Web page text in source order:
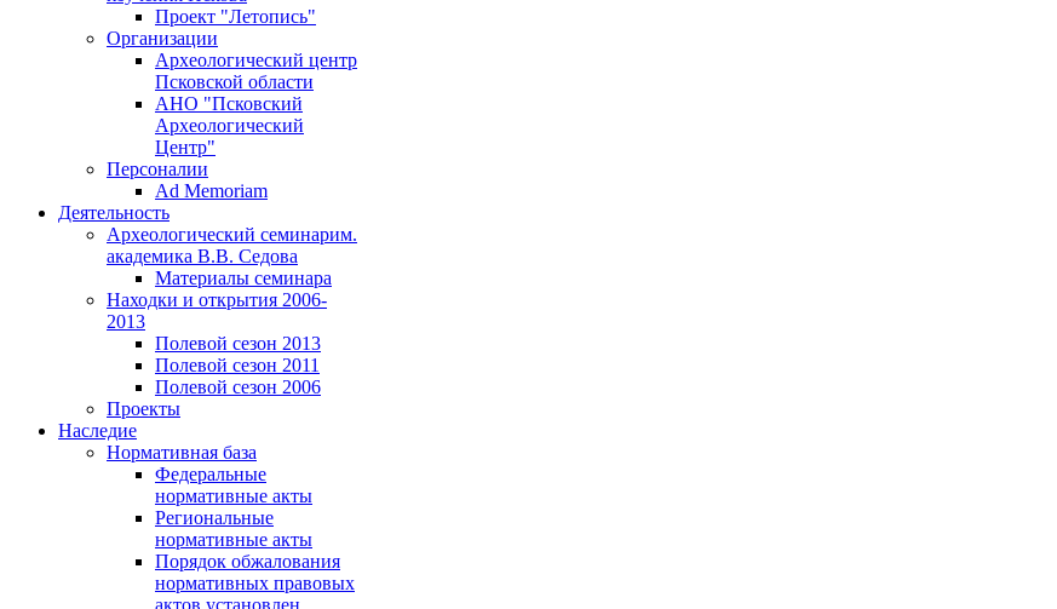
Проект "Летопись"
Организации
Археологический центр
Псковской области
АНО "Псковский
Археологический
Центр"
Персоналии
Ad Memoriam
Деятельность
Археологический семинарим.
академика В.В. Седова
Материалы семинара
Находки и открытия 2006-
2013
Полевой сезон 2013
Полевой сезон 2011
Полевой сезон 2006
Проекты
Наследие
Нормативная база
Федеральные
нормативные акты
Региональные
нормативные акты
Порядок обжалования
нормативных правовых
актов установлен